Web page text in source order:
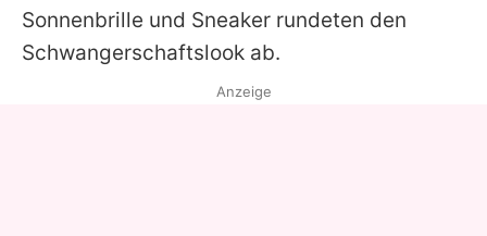
Sonnenbrille und Sneaker rundeten den
Schwangerschaftslook ab.
Anzeige